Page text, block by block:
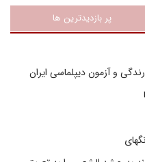
پر بازدیدترین ها
و آزمون دیپلماسی ایران